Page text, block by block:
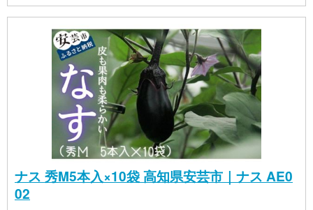
ナス 秀M5本入×10袋 高知県安芸市｜ナス AE0
02